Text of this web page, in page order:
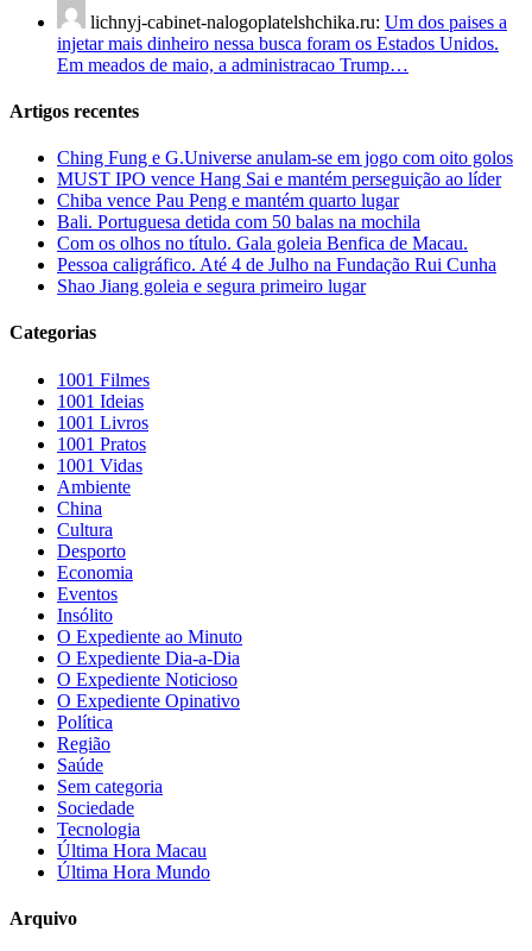
lichnyj-cabinet-nalogoplatelshchika.ru: Um dos paises a
injetar mais dinheiro nessa busca foram os Estados Unidos.
Em meados de maio, a administracao Trump…
Artigos recentes
Ching Fung e G.Universe anulam-se em jogo com oito golos
MUST IPO vence Hang Sai e mantém perseguição ao líder
Chiba vence Pau Peng e mantém quarto lugar
Bali. Portuguesa detida com 50 balas na mochila
Com os olhos no título. Gala goleia Benfica de Macau.
Pessoa caligráfico. Até 4 de Julho na Fundação Rui Cunha
Shao Jiang goleia e segura primeiro lugar
Categorias
1001 Filmes
1001 Ideias
1001 Livros
1001 Pratos
1001 Vidas
Ambiente
China
Cultura
Desporto
Economia
Eventos
Insólito
O Expediente ao Minuto
O Expediente Dia-a-Dia
O Expediente Noticioso
O Expediente Opinativo
Política
Região
Saúde
Sem categoria
Sociedade
Tecnologia
Última Hora Macau
Última Hora Mundo
Arquivo